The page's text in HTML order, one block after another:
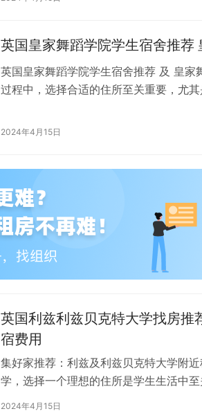
英国皇家舞蹈学院学生宿舍推荐
英国皇家舞蹈学院学生宿舍推荐 及 皇
过程中，选择合适的住所至关重要，尤
2024年4月15日
英国利兹利兹贝克特大学找房推
宿费用
集好家推荐：利兹及利兹贝克特大学附
学，选择一个理想的住所是学生生活中
学（以下简称利兹贝大）作为英国一所卓
2024年4月15日